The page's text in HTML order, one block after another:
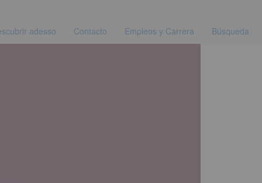
adesso Contacto Empleos y Carrera Búsqueda